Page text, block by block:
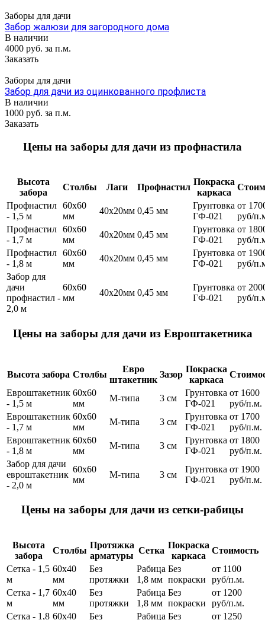
Заборы для дачи
Забор жалюзи для загородного дома
В наличии
4000 руб. за п.м.
Заказать
Заборы для дачи
Забор для дачи из оцинкованного профлиста
В наличии
1000 руб. за п.м.
Заказать
Цены на заборы для дачи из профнастила
Высота
забора
Столбы Лаги Профнастил
Покраска
каркаса
Профнастил
- 1,5 м
60х60
мм
40х20мм 0,45 мм
Грунтовка
ГФ-021
от
руб/
Профнастил
- 1,7 м
60х60
мм
40х20мм 0,45 мм
Грунтовка
ГФ-021
от
руб/
Профнастил
- 1,8 м
60х60
мм
40х20мм 0,45 мм
Грунтовка
ГФ-021
от
руб/
Забор для
дачи
профнастил -
2,0 м
60х60
мм
40х20мм 0,45 мм
Грунтовка
ГФ-021
от
руб/
Цены на заборы для дачи из Евроштакетника
Высота забора Столбы
Евро
штакетник
Зазор
Покраска
каркаса
Евроштакетник
- 1,5 м
60х60
мм
М-типа 3 см
Грунтовка
ГФ-021
от 1600
руб/п.м.
Евроштакетник
- 1,7 м
60х60
мм
М-типа 3 см
Грунтовка
ГФ-021
от 1700
руб/п.м.
Евроштакетник
- 1,8 м
60х60
мм
М-типа 3 см
Грунтовка
ГФ-021
от 1800
руб/п.м.
Забор для дачи
евроштакетник
- 2,0 м
60х60
мм
М-типа 3 см
Грунтовка
ГФ-021
от 1900
руб/п.м.
Цены на заборы для дачи из сетки-рабицы
Высота
забора
Столбы
Протяжка
арматуры
Сетка
Покраска
каркаса
Стоимость
Сетка - 1,5
м
60х40
мм
Без
протяжки
Рабица
1,8 мм
Без
покраски
от 1100
руб/п.м.
Сетка - 1,7
м
60х40
мм
Без
протяжки
Рабица
1,8 мм
Без
покраски
от 1200
руб/п.м.
Сетка - 1,8 60х40 Без Рабица Без от 1250